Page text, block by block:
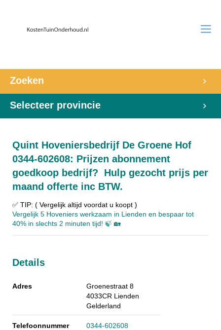
Zoeken
Selecteer provincie
Quint Hoveniersbedrijf De Groene Hof
0344-602608: Prijzen abonnement
goedkoop bedrijf? Hulp gezocht prijs per
maand offerte inc BTW.
✅ TIP: ( Vergelijk altijd voordat u koopt )
Vergelijk 5 Hoveniers werkzaam in Lienden en bespaar tot
40% in slechts 2 minuten tijd! 🍃 🏡
Details
Adres
Groenestraat 8
4033CR Lienden
Gelderland
Telefoonnummer 0344-602608